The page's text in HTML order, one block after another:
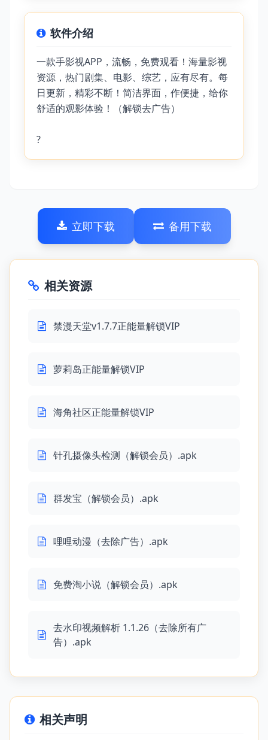
软件介绍
一款手影视APP，流畅，免费观看！海量影视
资源，热门剧集、电影、综艺，应有尽有。每
日更新，精彩不断！简洁界面，作便捷，给你
舒适的观影体验！（解锁去广告）
?
立即下载 备用下载
相关资源
禁漫天堂v1.7.7正能量解锁VIP
萝莉岛正能量解锁VIP
海角社区正能量解锁VIP
针孔摄像头检测（解锁会员）.apk
群发宝（解锁会员）.apk
哩哩动漫（去除广告）.apk
免费淘小说（解锁会员）.apk
去水印视频解析 1.1.26（去除所有广
告）.apk
相关声明